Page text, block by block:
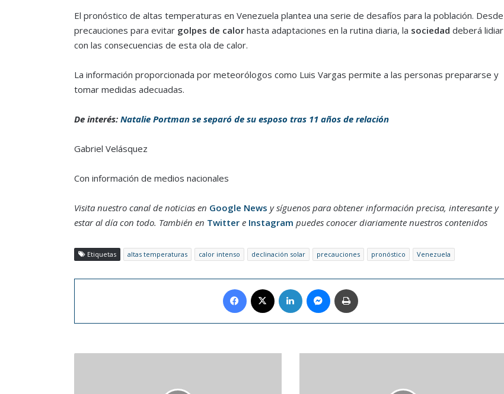
El pronóstico de altas temperaturas en Venezuela plantea una serie de desafíos para la población. Desde
precauciones para evitar golpes de calorhasta adaptaciones en la rutina diaria, la sociedad deberá lidiar
con las consecuencias de esta ola de calor.
La información proporcionada por meteorólogos como Luis Vargas permite a las personas prepararse y
tomar medidas adecuadas.
De interés: Natalie Portman se separó de su esposo tras 11 años de relación
Gabriel Velásquez
Con información de medios nacionales
Visita nuestro canal de noticias en Google News y síguenos para obtener información precisa, interesante y
estar al día con todo. También en Twittere Instagram puedes conocer diariamente nuestros contenidos
Etiquetas altas temperaturas calor intenso declinación solar precauciones pronóstico Venezuela
Facebook LinkedIn Messenger